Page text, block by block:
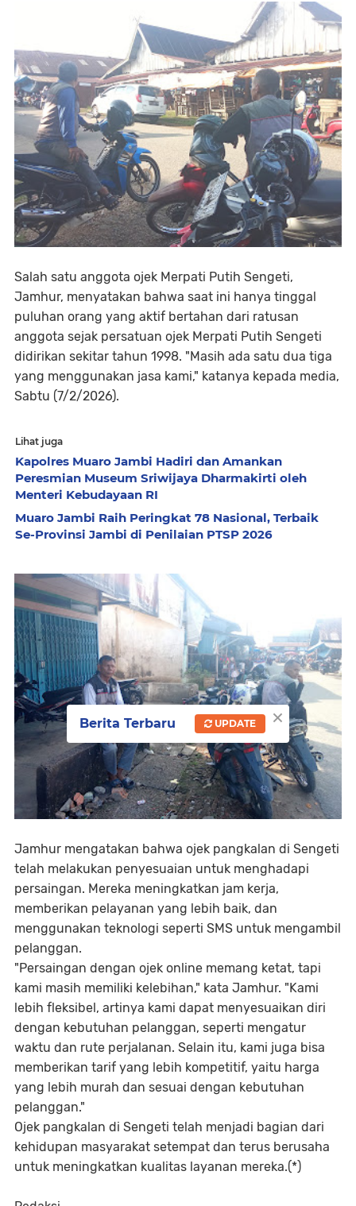
Salah satu anggota ojek Merpati Putih Sengeti,
Jamhur, menyatakan bahwa saat ini hanya tinggal
puluhan orang yang aktif bertahan dari ratusan
anggota sejak persatuan ojek Merpati Putih Sengeti
didirikan sekitar tahun 1998. "Masih ada satu dua tiga
yang menggunakan jasa kami," katanya kepada media,
Sabtu (7/2/2026).
Lihat juga
Kapolres Muaro Jambi Hadiri dan Amankan
Peresmian Museum Sriwijaya Dharmakirti oleh
Menteri Kebudayaan RI
Muaro Jambi Raih Peringkat 78 Nasional, Terbaik
Se-Provinsi Jambi di Penilaian PTSP 2026
Jamhur mengatakan bahwa ojek pangkalan di Sengeti
telah melakukan penyesuaian untuk menghadapi
persaingan. Mereka meningkatkan jam kerja,
memberikan pelayanan yang lebih baik, dan
menggunakan teknologi seperti SMS untuk mengambil
pelanggan.
"Persaingan dengan ojek online memang ketat, tapi
kami masih memiliki kelebihan," kata Jamhur. "Kami
lebih fleksibel, artinya kami dapat menyesuaikan diri
dengan kebutuhan pelanggan, seperti mengatur
waktu dan rute perjalanan. Selain itu, kami juga bisa
memberikan tarif yang lebih kompetitif, yaitu harga
yang lebih murah dan sesuai dengan kebutuhan
pelanggan."
Ojek pangkalan di Sengeti telah menjadi bagian dari
kehidupan masyarakat setempat dan terus berusaha
untuk meningkatkan kualitas layanan mereka.(*)
×
Berita Terbaru UPDATE